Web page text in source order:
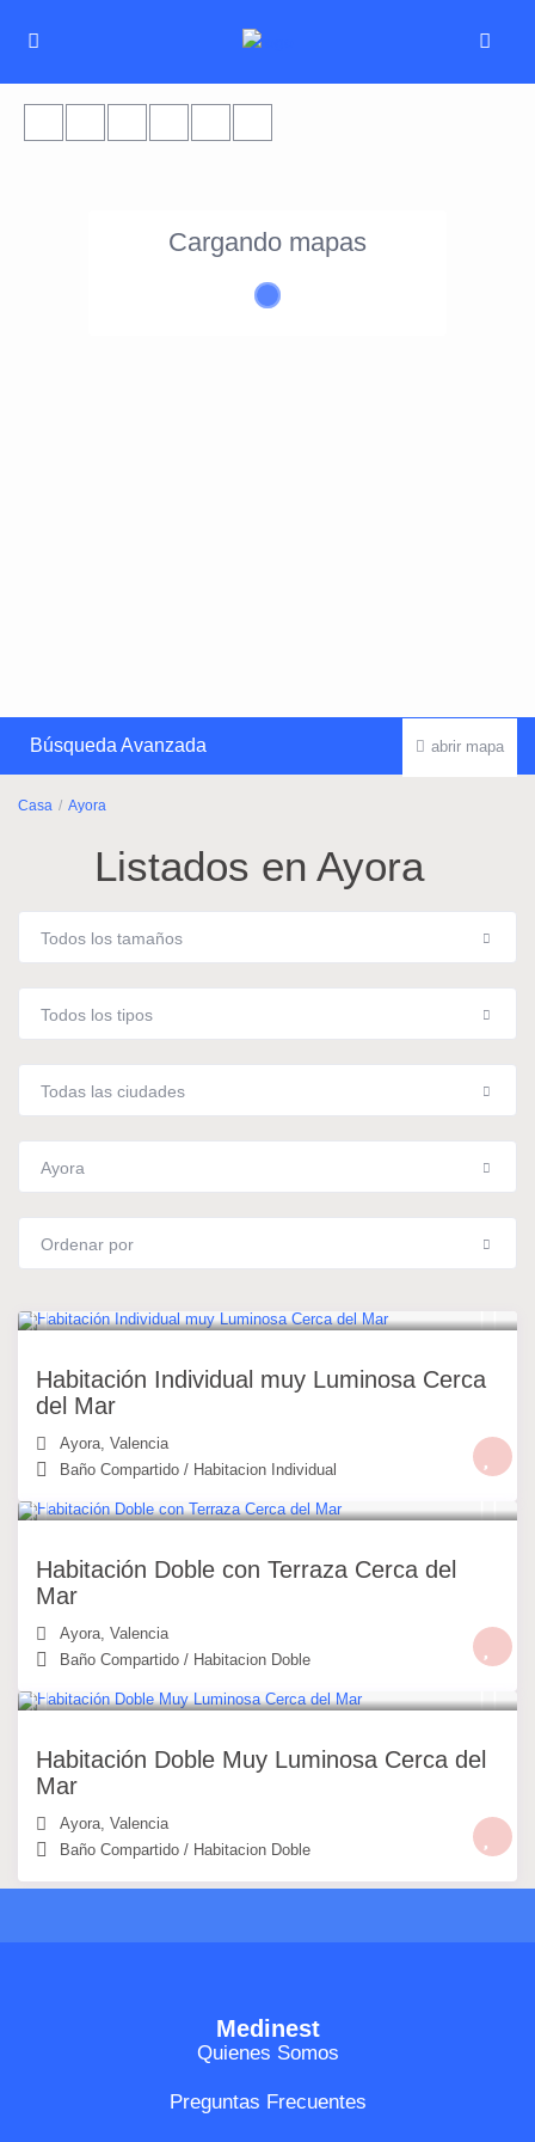
Cargando mapas
abrir mapa
Búsqueda Avanzada
Casa Ayora
Listados en Ayora
Todos los tamaños
Todos los tipos
Todas las ciudades
Ayora
Ordenar por
Habitación Individual muy Luminosa Cerca
del Mar
Ayora,Valencia
Baño Compartido / Habitacion Individual
Habitación Doble con Terraza Cerca del
Mar
Ayora,Valencia
Baño Compartido / Habitacion Doble
Habitación Doble Muy Luminosa Cerca del
Mar
Ayora,Valencia
Baño Compartido / Habitacion Doble
Medinest
Quienes Somos
Preguntas Frecuentes